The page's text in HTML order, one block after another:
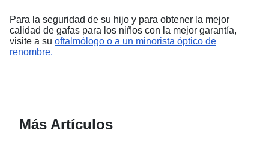
Para la seguridad de su hijo y para obtener la mejor
calidad de gafas para los niños con la mejor garantía,
visite a su oftalmólogo o a un minorista óptico de
renombre.
Más Artículos